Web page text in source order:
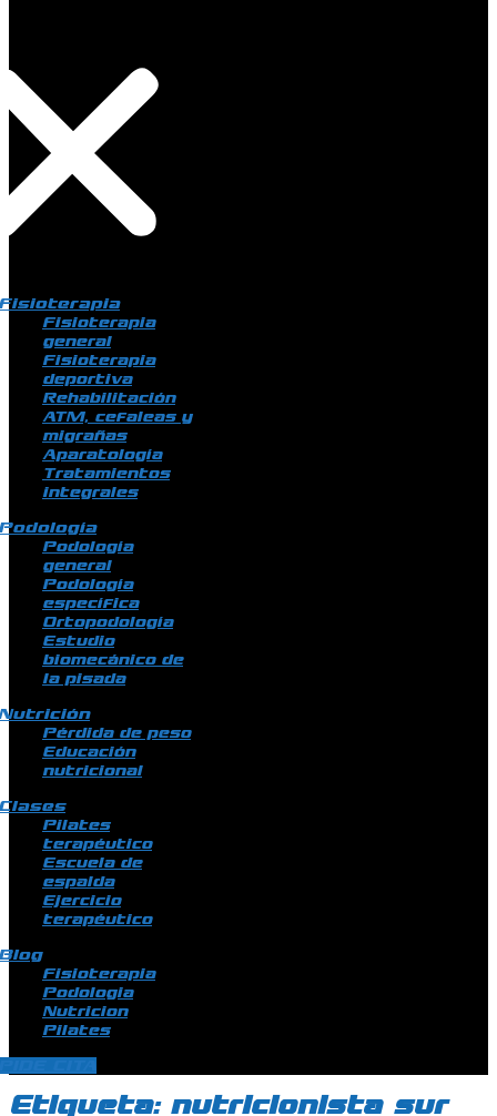
Fisioterapia
general
Fisioterapia
deportiva
Rehabilitación
ATM, cefaleas y
migrañas
Aparatología
Tratamientos
integrales
Podología
general
Podología
específica
Ortopodología
Estudio
biomecánico de
la pisada
Pérdida de peso
Educación
nutricional
Pilates
terapéutico
Escuela de
espalda
Ejercicio
terapéutico
Fisioterapia
Podologia
Nutricion
Pilates
Etiqueta: nutricionista sur